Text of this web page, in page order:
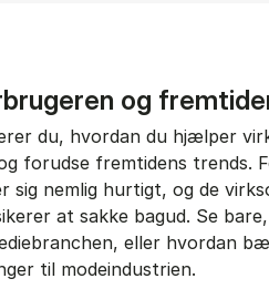
og
du, hvordan du hjælper
forudse fremtidens trends.
nemlig hurtigt, og de
at sakke bagud. Se
eller hvordan
til modeindustrien.